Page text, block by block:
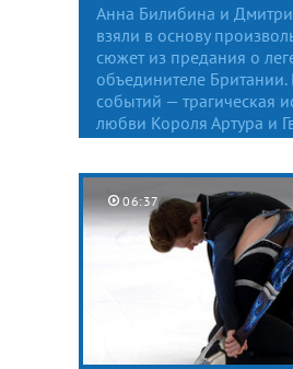
Анна Билибина и
взяли в основу
сюжет из предания о
объединителе Британии.
событий — трагическая
любви Короля Артура и
06:37